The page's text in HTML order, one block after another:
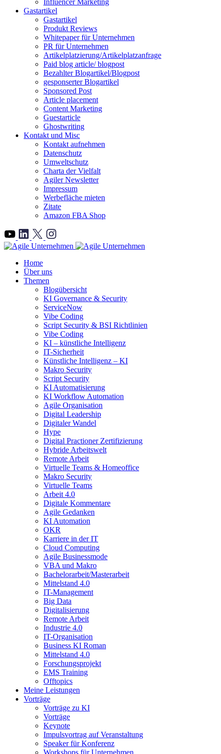
Influencer Marketing
Gastartikel
Gastartikel
Produkt Reviews
Whitepaper für Unternehmen
PR für Unternehmen
Artikelplatzierung/Artikelplatzanfrage
Paid blog article/ blogpost
Bezahlter Blogartikel/Blogpost
gesponserter Blogartikel
Sponsored Post
Article placement
Content Marketing
Guestarticle
Ghostwriting
Kontakt und Misc
Kontakt aufnehmen
Datenschutz
Umweltschutz
Charta der Vielfalt
Agiler Newsletter
Impressum
Werbefläche mieten
Zitate
Amazon FBA Shop
">
Home
Über uns
Themen
Blogübersicht
KI Governance & Security
ServiceNow
Vibe Coding
Script Security & BSI Richtlinien
Vibe Coding
KI – künstliche Intelligenz
IT-Sicherheit
Künstliche Intelligenz – KI
Makro Security
Script Security
KI Automatisierung
KI Workflow Automation
Agile Organisation
Digital Leadership
Digitaler Wandel
Hype
Digital Practioner Zertifizierung
Hybride Arbeitswelt
Remote Arbeit
Virtuelle Teams & Homeoffice
Makro Security
Virtuelle Teams
Arbeit 4.0
Digitale Kommentare
Agile Gedanken
KI Automation
OKR
Karriere in der IT
Cloud Computing
Agile Businessmode
VBA und Makro
Bachelorarbeit/Masterarbeit
Mittelstand 4.0
IT-Management
Big Data
Digitalisierung
Remote Arbeit
Industrie 4.0
IT-Organisation
Business KI Roman
Mittelstand 4.0
Forschungsprojekt
EMS Training
Offtopics
Meine Leistungen
Vorträge
Vorträge zu KI
Vorträge
Keynote
Impulsvortrag auf Veranstaltung
Speaker für Konferenz
Workshops für Unternehmen